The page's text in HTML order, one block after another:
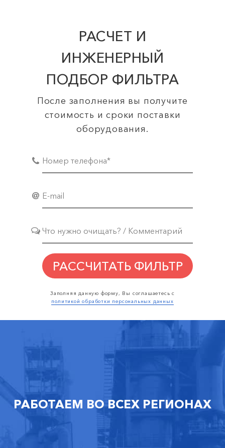
РАСЧЕТ И
ИНЖЕНЕРНЫЙ
ПОДБОР ФИЛЬТРА
После заполнения вы получите
стоимость и сроки поставки
оборудования.
Заполняя данную форму, Вы соглашаетесь с
политикой обработки персональных данных
РАССЧИТАТЬ ФИЛЬТР
РАБОТАЕМ ВО ВСЕХ РЕГИОНАХ